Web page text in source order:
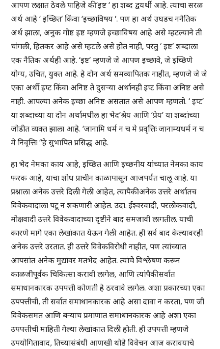
आपण लक्षात ठेवले पाहिजे की ‘इष्ट ‘ हा शब्द द्वयर्थी आहे. त्याचा सरळ
अर्थ आहे ‘ इच्छित’ किंवा ‘इच्छाविषय ‘. पण हा अर्थ उघडच ननैतिक
अर्थ झाला, अनुक गोष्ट इष्ट म्हणजे इच्छाविषय आहे असे म्हटल्याने ती
चांगली, हितकर आहे असे म्हटले असे होत नाही, परंतु ‘ इष्ट’ शब्दाला
एक नैतिक अर्थही आहे. ‘इष्ट’ म्हणजे जे आपण इच्छावे, जे इच्छिणे
योग्य, उचित, युक्त आहे. हे दोन अर्थ समव्यापितक नाहीत, म्हणजे जे जे
एका अर्थी इप्ट किंवा अनिष्ट ते दुसऱ्या अर्थानही इप्ट किंवा अनिष्ट असे
नाही. आपल्या अनेक इच्छा अनिष्ट असतात असे आपण म्हणतो. ‘ इप्ट’
या शब्दाच्या या दोन अर्थामधील हा भेद’श्रेय आणि ‘प्रेय’ या शब्दांच्या
जोडीत व्यक्त झाला आहे. ‘जानामि धर्म न च मे प्रवृत्तिः जानाम्यधर्म न च
मे निवृत्तिः “हे सुभापित प्रसिद्ध आहे.
हा भेद नेमका काय आहे, इच्छित आणि इच्छनीय यांच्यात नेमका काय
फरक आहे, याचा शोध प्राचीन काळापासून आजपर्यंत चालू आहे. या
प्रश्नाला अनेक उत्तरे दिली गेली आहेत, त्यापैकी अनेक उत्तरे अर्थातच
विवेकवादाला पटू न शकणारी आहेत. उदा. ईश्वरवादी, परलोकवादी,
मोक्षवादी उत्तरे विवेकवादाच्या दृष्टीने बाद समजावी लागतील. याची
कारणे मागे एका लेखांकात येऊन गेली आहेत. ही सर्व बाद केल्यावरही
अनेक उत्तरे उरतात. ही उत्तरे विवेकविरोधी नाहीत, पण त्यांच्यात
आपसांत अनेक मुद्यांवर मतभेद आहेत. त्यांचे विश्लेषण करून
काळजीपूर्वक चिकित्सा करावी लागेल, आणि त्यांपैकी सर्वात
समाधानकारक उपपत्ती कोणती हे ठरवावे लागेल. अशा प्रकारच्या एका
उपपत्तीची, ती सर्वात समाधानकारक आहे असा दावा न करता, पण जी
विवेकसमत आणि बऱ्याच प्रमाणात समाधानकारक आहे अशा एका
उपपत्तीची माहिती गेल्या लेखांकात दिली होती. ही उपपत्ती म्हणजे
उपयोगितावाद, तिच्यासंबंधी आणखी थोडे विवेचन आज करावयाचे